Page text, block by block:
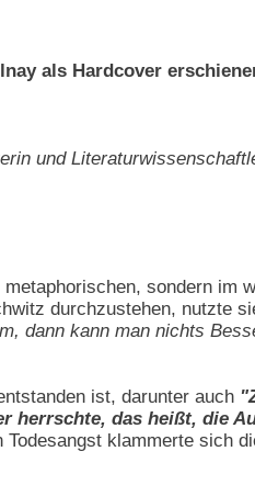
als Hardcover
und
sondern im
durchzustehen, nutzte
dann kann man nichts
ist, darunter auch
herrschte, das heißt, die
Todesangst klammerte sich